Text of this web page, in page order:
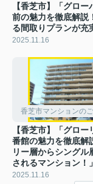
【香芝市】「グロー
前の魅力を徹底解説
る間取りプランが充
2025.11.16
香芝市マンションの
【香芝市】「グロ
番館の魅力を徹底解
リー層からシングル
されるマンション！」
2025.11.16